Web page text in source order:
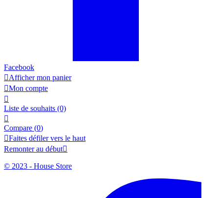
Facebook
Afficher mon panier
Mon compte

Liste de souhaits (0)

Compare (0)
Faites défiler vers le haut
Remonter au début
© 2023 - House Store